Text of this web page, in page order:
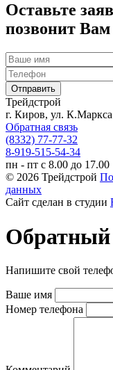
Оставьте
позвонит Вам
Трейдстрой
г. Киров, ул.
Обратная связь
(8332) 77-77-32
8-919-515-54-34
пн - пт с 8.00 до 17.00
© 2026 Трейдстрой
данных
Сайт сделан в студии
Обратный
Напишите свой
Ваше имя
Номер телефона